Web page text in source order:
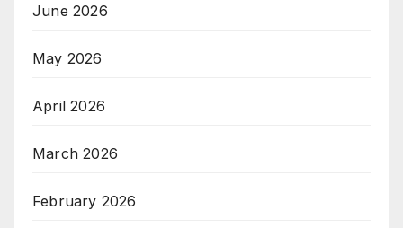
June 2026
May 2026
April 2026
March 2026
February 2026